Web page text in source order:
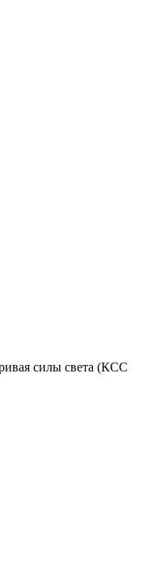
силы света (КСС